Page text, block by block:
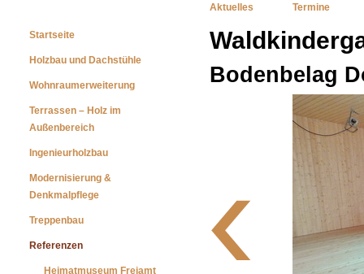
Startseite
Holzbau und Dachstühle
Wohnraumerweiterung
Terrassen – Holz im
Außenbereich
Ingenieurholzbau
Modernisierung &
Denkmalpflege
Treppenbau
Referenzen
Heimatmuseum Freiamt
Aktuelles Termine
Bodenbelag